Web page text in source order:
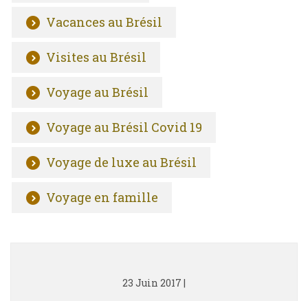
Vacances au Brésil
Visites au Brésil
Voyage au Brésil
Voyage au Brésil Covid 19
Voyage de luxe au Brésil
Voyage en famille
23 Juin 2017 |